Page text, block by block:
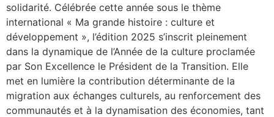
solidarité. Célébrée cette année sous le thème
international « Ma grande histoire : culture et
développement », l’édition 2025 s’inscrit pleinement
dans la dynamique de l’Année de la culture proclamée
par Son Excellence le Président de la Transition. Elle
met en lumière la contribution déterminante de la
migration aux échanges culturels, au renforcement des
communautés et à la dynamisation des économies, tant